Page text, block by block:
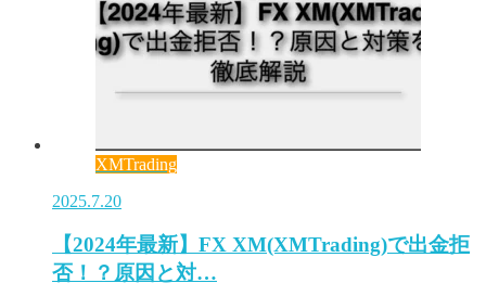
XMTrading
2025.7.20
【2024年最新】FX XM(XMTrading)で出金拒
否！？原因と対…